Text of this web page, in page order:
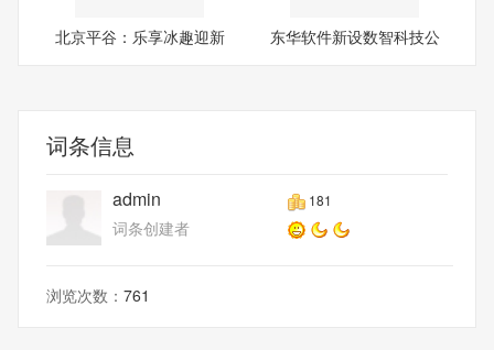
北京平谷：乐享冰趣迎新
东华软件新设数智科技公
词条信息
admin 181
词条创建者
浏览次数： 761